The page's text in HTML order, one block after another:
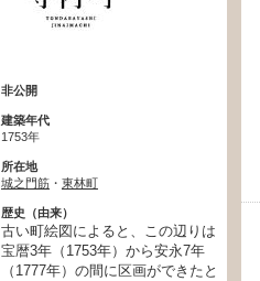
非公開
建築年代
1753年
所在地
城之門筋 ・ 東林町
歴史（由来）
古い町絵図によると、この辺りは
宝暦3年（1753年）から安永7年
（1777年）の間に区画ができたと